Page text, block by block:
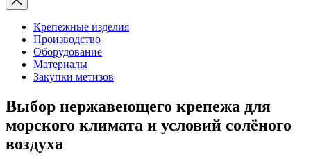
Крепежные изделия
Производство
Оборудование
Материалы
Закупки метизов
Выбор нержавеющего крепежа для
морского климата и условий солёного
воздуха